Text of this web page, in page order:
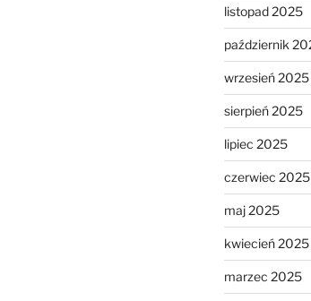
listopad 2025
październik
wrzesień 2025
sierpień 2025
lipiec 2025
czerwiec 2025
maj 2025
kwiecień 2025
marzec 2025